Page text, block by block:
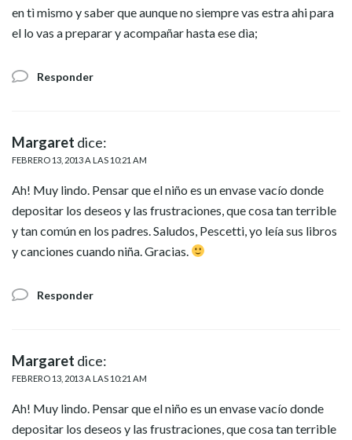
en tì mismo y saber que aunque no siempre vas estra ahi para
el lo vas a preparar y acompañar hasta ese dìa;
Responder
Margaret dice:
FEBRERO 13, 2013 A LAS 10:21 AM
Ah! Muy lindo. Pensar que el niño es un envase vacío donde
depositar los deseos y las frustraciones, que cosa tan terrible
y tan común en los padres. Saludos, Pescetti, yo leía sus libros
y canciones cuando niña. Gracias.
Responder
Margaret dice:
FEBRERO 13, 2013 A LAS 10:21 AM
Ah! Muy lindo. Pensar que el niño es un envase vacío donde
depositar los deseos y las frustraciones, que cosa tan terrible